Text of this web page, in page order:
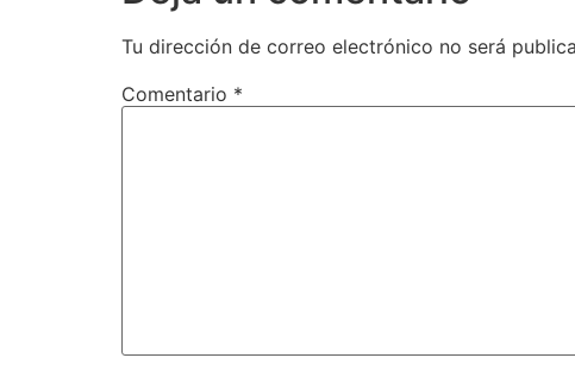
Tu dirección de correo electrónico no será
Comentario *